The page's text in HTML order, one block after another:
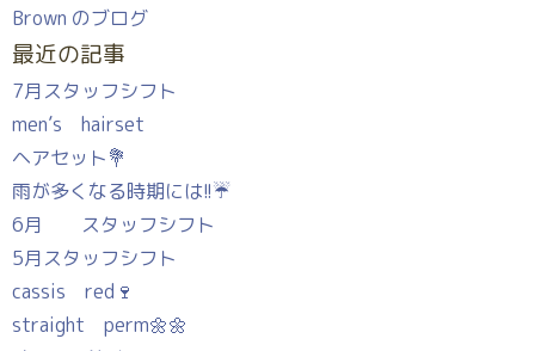
Brown のブログ
最近の記事
7月スタッフシフト
men’s hairset
ヘアセット💐
雨が多くなる時期には!!☔
6月 スタッフシフト
5月スタッフシフト
cassis red🍷
straight perm🌼🌼